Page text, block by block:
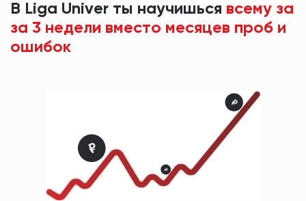
В Liga Univer ты научишься всему за
за 3 недели вместо месяцев проб и
ошибок